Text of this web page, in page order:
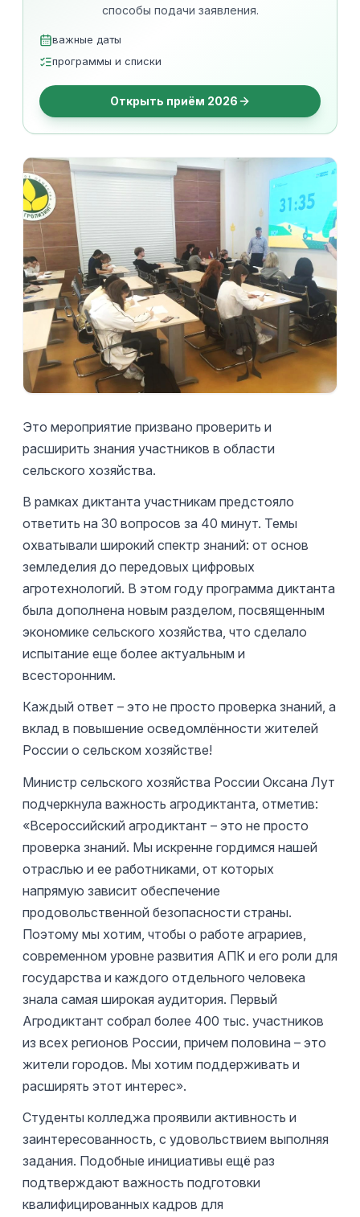
способы подачи заявления.
важные даты
программы и списки
Открыть приём 2026
Это мероприятие призвано проверить и
расширить знания участников в области
сельского хозяйства.
В рамках диктанта участникам предстояло
ответить на 30 вопросов за 40 минут. Темы
охватывали широкий спектр знаний: от основ
земледелия до передовых цифровых
агротехнологий. В этом году программа диктанта
была дополнена новым разделом, посвященным
экономике сельского хозяйства, что сделало
испытание еще более актуальным и
всесторонним.
Каждый ответ – это не просто проверка знаний, а
вклад в повышение осведомлённости жителей
России о сельском хозяйстве!
Министр сельского хозяйства России Оксана Лут
подчеркнула важность агродиктанта, отметив:
«Всероссийский агродиктант – это не просто
проверка знаний. Мы искренне гордимся нашей
отраслью и ее работниками, от которых
напрямую зависит обеспечение
продовольственной безопасности страны.
Поэтому мы хотим, чтобы о работе аграриев,
современном уровне развития АПК и его роли для
государства и каждого отдельного человека
знала самая широкая аудитория. Первый
Агродиктант собрал более 400 тыс. участников
из всех регионов России, причем половина – это
жители городов. Мы хотим поддерживать и
расширять этот интерес».
Студенты колледжа проявили активность и
заинтересованность, с удовольствием выполняя
задания. Подобные инициативы ещё раз
подтверждают важность подготовки
квалифицированных кадров для